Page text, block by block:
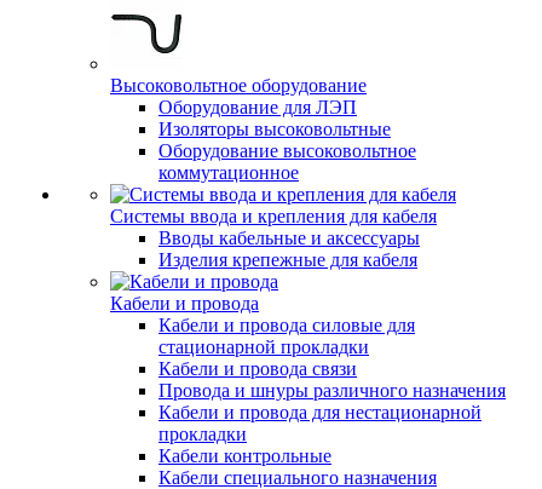
Высоковольтное оборудование
Оборудование для ЛЭП
Изоляторы высоковольтные
Оборудование высоковольтное
коммутационное
Системы ввода и крепления для кабеля
Вводы кабельные и аксессуары
Изделия крепежные для кабеля
Кабели и провода
Кабели и провода силовые для
стационарной прокладки
Кабели и провода связи
Провода и шнуры различного назначения
Кабели и провода для нестационарной
прокладки
Кабели контрольные
Кабели специального назначения